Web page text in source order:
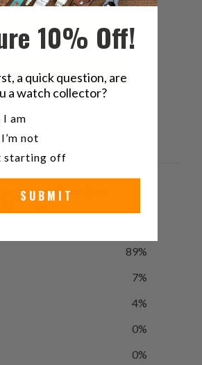
en
en
to
friend
las correas
Correas de reloj
89%
7%
4%
0%
0%
10% Off!
a quick question, are
a watch collector?
a watch collector?
I am
not
starting off
SUBMIT